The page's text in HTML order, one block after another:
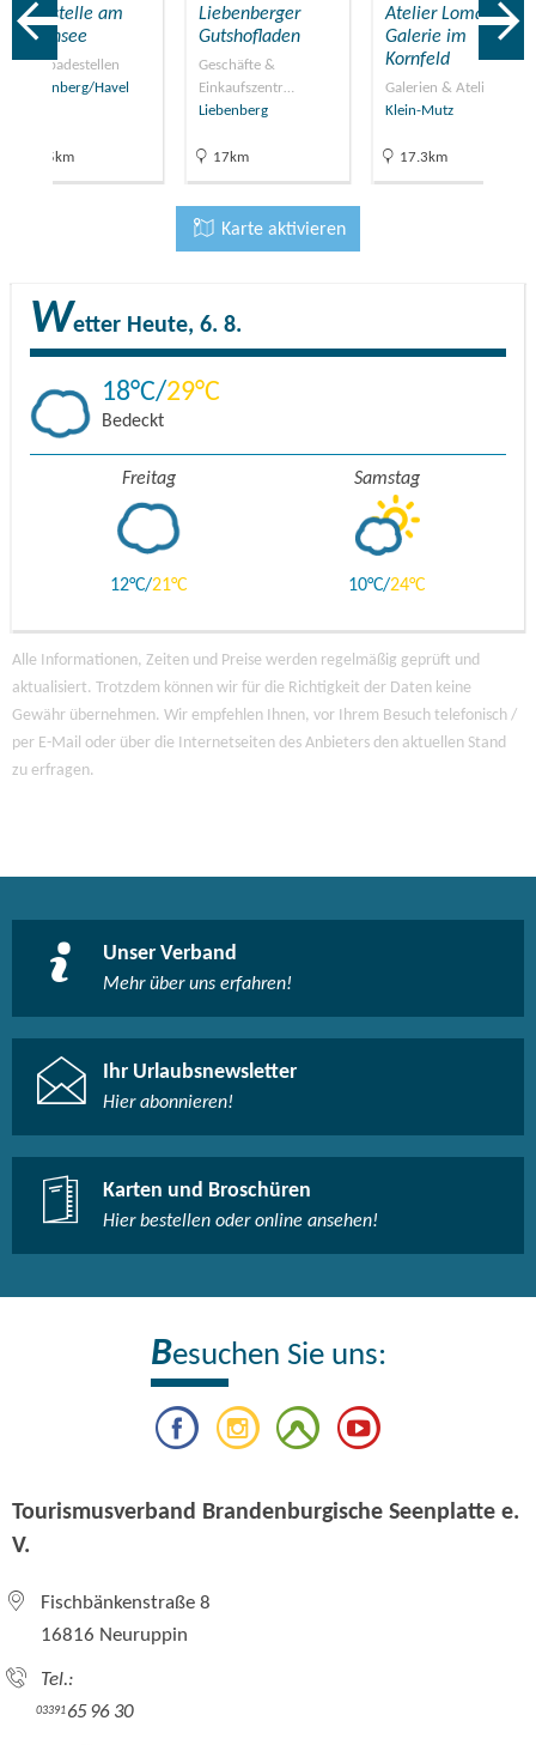
Badestelle am
Röblinsee
Naturbadestellen
Fürstenberg/Havel
19.5km
Liebenberger
Gutshofladen
Geschäfte &
Einkaufszentr…
Liebenberg
17km
Atelier Lomas /
Galerie im
Kornfeld
Galerien & Ateliers
Klein-Mutz
17.3km
Karte aktivieren
Wetter Heute, 6. 8.
18 29
Bedeckt
Freitag
12 21
Samstag
10 24
Alle Informationen, Zeiten und Preise werden regelmäßig geprüft und
aktualisiert. Trotzdem können wir für die Richtigkeit der Daten keine
Gewähr übernehmen. Wir empfehlen Ihnen, vor Ihrem Besuch telefonisch /
per E-Mail oder über die Internetseiten des Anbieters den aktuellen Stand
zu erfragen.
Unser Verband
Mehr über uns erfahren!
Ihr Urlaubsnewsletter
Hier abonnieren!
Karten und Broschüren
Hier bestellen oder online ansehen!
Besuchen Sie uns:
Tourismusverband Brandenburgische Seenplatte e.
V.
Fischbänkenstraße 8
16816 Neuruppin
Tel.:
0339165 96 30